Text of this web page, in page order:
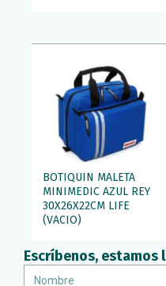
Escríbenos,
BOTIQUIN MALETA
MINIMEDIC AZUL REY
30X26X22CM LIFE
(VACIO)